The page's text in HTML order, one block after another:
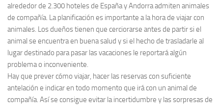
alrededor de 2.300 hoteles de España y Andorra admiten animales
de compañía. La planificación es importante a la hora de viajar con
animales. Los dueños tienen que cerciorarse antes de partir si el
animal se encuentra en buena salud y si el hecho de trasladarle al
lugar destinado para pasar las vacaciones le reportará algún
problema o inconveniente.
Hay que prever cómo viajar, hacer las reservas con suficiente
antelación e indicar en todo momento que irá con un animal de
compañía. Así se consigue evitar la incertidumbre y las sorpresas de